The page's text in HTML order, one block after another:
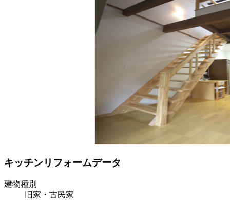
キッチンリフォームデータ
建物種別
旧家・古民家